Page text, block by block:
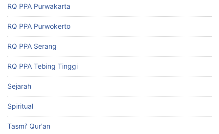
RQ PPA Purwakarta
RQ PPA Purwokerto
RQ PPA Serang
RQ PPA Tebing Tinggi
Sejarah
Spiritual
Tasmi' Qur'an